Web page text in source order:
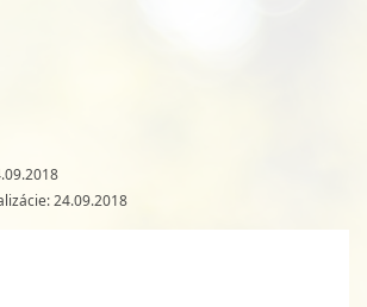
24.09.2018